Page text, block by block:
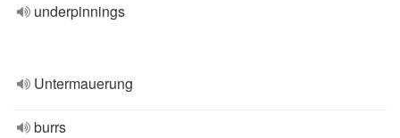
underpinnings
Untermauerung
burrs